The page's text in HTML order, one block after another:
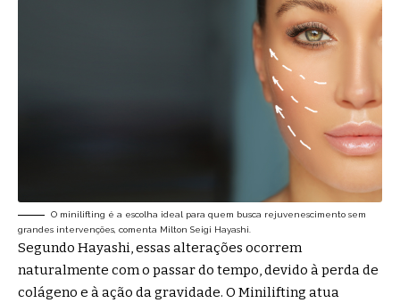
O minilifting é a escolha ideal para quem busca rejuvenescimento sem
grandes intervenções, comenta Milton Seigi Hayashi.
Segundo Hayashi, essas alterações ocorrem
naturalmente com o passar do tempo, devido à perda de
colágeno e à ação da gravidade. O Minilifting atua